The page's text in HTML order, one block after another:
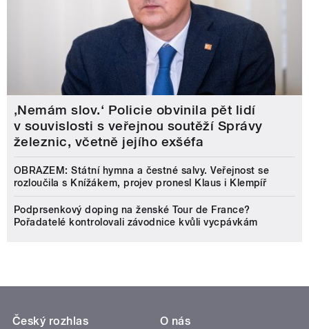
‚Nemám slov.‘ Policie obvinila pět lidí
v souvislosti s veřejnou soutěží Správy
železnic, včetně jejího exšéfa
OBRAZEM: Státní hymna a čestné salvy. Veřejnost se
rozloučila s Knížákem, projev pronesl Klaus i Klempíř
Podprsenkový doping na ženské Tour de France?
Pořadatelé kontrolovali závodnice kvůli vycpávkám
Český rozhlas
O nás